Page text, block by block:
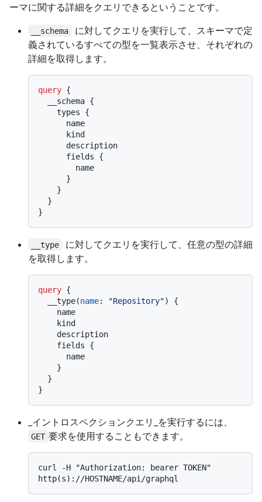
ーマに関する詳細をクエリできるということです。
__schema
に対してクエリを実行して、スキーマで定
義されているすべての型を一覧表示させ、それぞれの
詳細を取得します。
query {
  __schema
{
    types
{
      fields
{
}
}
}
}
__type
に対してクエリを実行して、任意の型の詳細
を取得します。
query {
  __type
(name: "Repository")
{
    fields
{
}
}
}
_イントロスペクションクエリ_を実行するには、
GET 要求を使用することもできます。
curl -H "Authorization: bearer TOKEN"